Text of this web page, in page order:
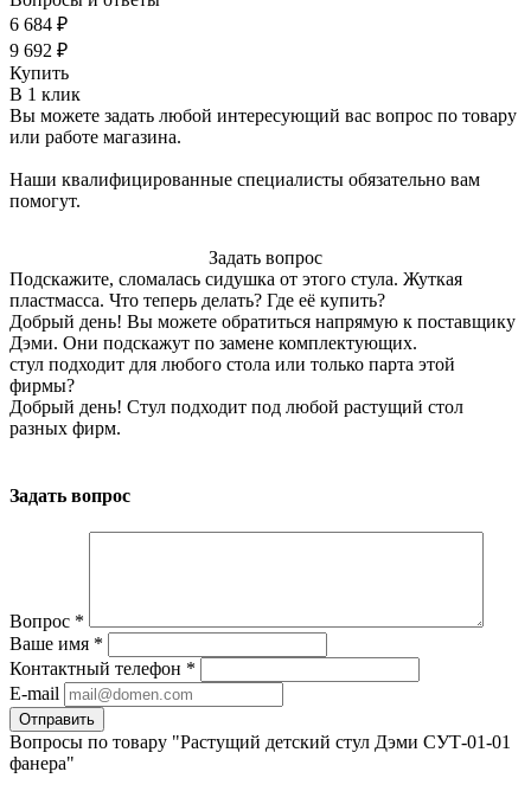
6 684 ₽
9 692 ₽
Купить
В 1 клик
Вы можете задать любой интересующий вас вопрос по товару
или работе магазина.
Наши квалифицированные специалисты обязательно вам
помогут.
Задать вопрос
Подскажите, сломалась сидушка от этого стула. Жуткая
пластмасса. Что теперь делать? Где её купить?
Добрый день! Вы можете обратиться напрямую к поставщику
Дэми. Они подскажут по замене комплектующих.
стул подходит для любого стола или только парта этой
фирмы?
Добрый день! Стул подходит под любой растущий стол
разных фирм.
Задать вопрос
Вопрос *
Ваше имя *
Контактный телефон *
E-mail
Вопросы по товару "Растущий детский стул Дэми СУТ-01-01
фанера"